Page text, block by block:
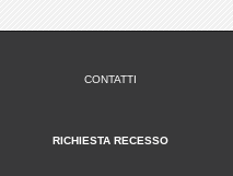
CONTATTI
RICHIESTA RECESSO